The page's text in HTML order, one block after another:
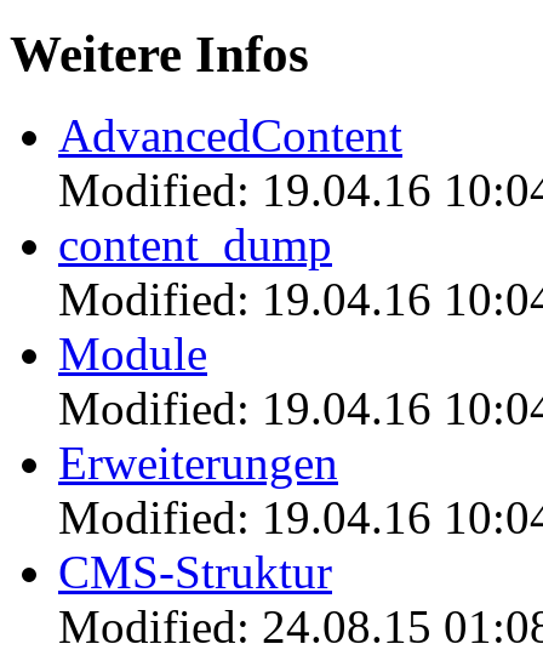
Weitere Infos
AdvancedContent
Modified: 19.04.16
content_dump
Modified: 19.04.16
Module
Modified: 19.04.16
Erweiterungen
Modified: 19.04.16
CMS-Struktur
Modified: 24.08.15